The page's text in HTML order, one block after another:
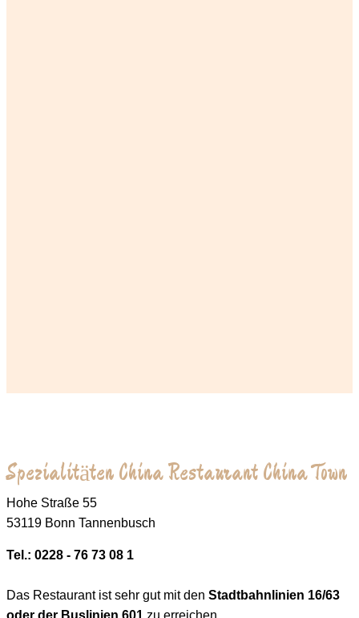
Spezialitäten China Restaurant China Town
Hohe Straße 55
53119 Bonn Tannenbusch
Tel.: 0228 - 76 73 08 1
Das Restaurant ist sehr gut mit den Stadtbahnlinien 16/63
oder der Buslinien 601 zu erreichen.